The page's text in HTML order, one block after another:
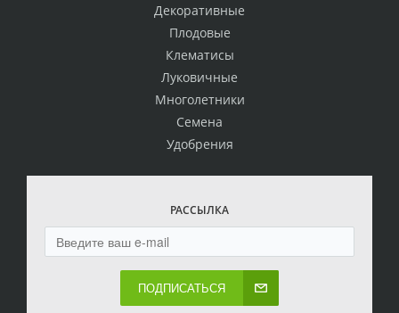
Декоративные
Плодовые
Клематисы
Луковичные
Многолетники
Семена
Удобрения
РАССЫЛКА
ПОДПИСАТЬСЯ